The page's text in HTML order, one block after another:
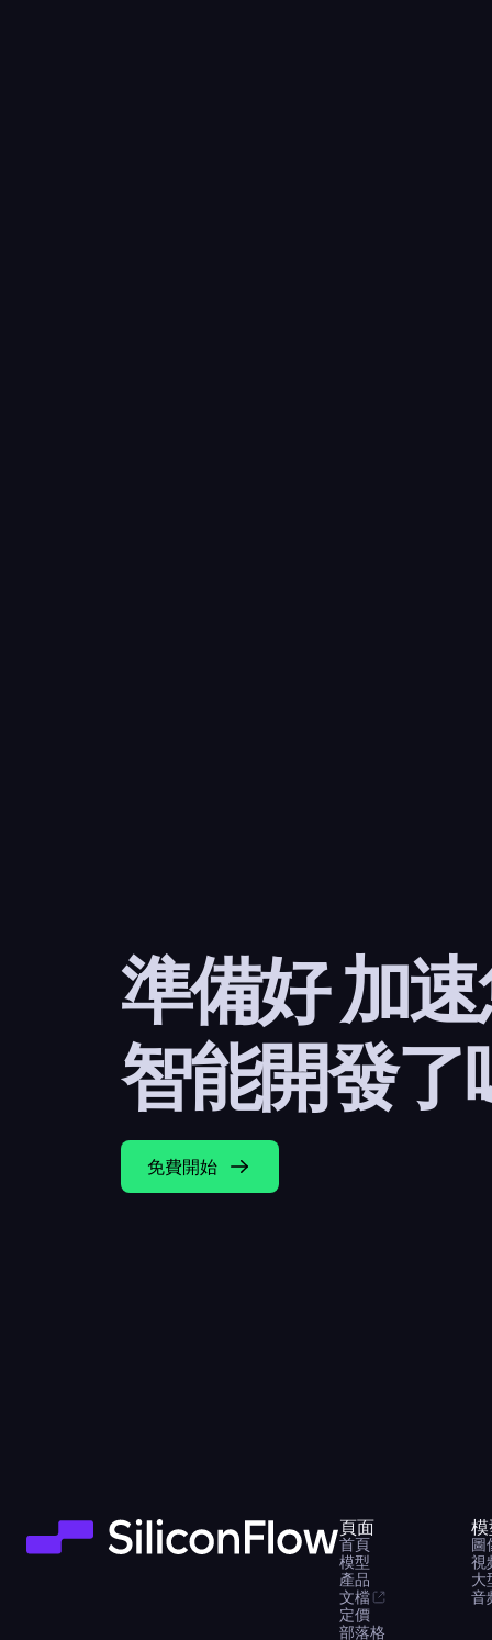
準備好 加
智能開發了
免費開始
頁面
首頁
模型
產品
文檔
定價
部落格
圖
視
大
音